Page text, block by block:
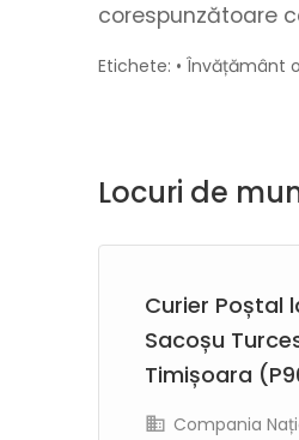
corespunzătoare
Etichete: • Învățământ
Locuri de
Curier Poștal
Sacoșu
Timișoara
Compania